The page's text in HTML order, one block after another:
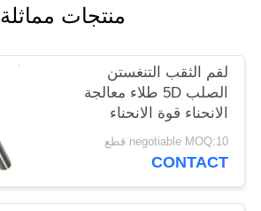
منتجات مماثلة
لقم الثقب التنغستن
الصلب 5D طلاء معالجة
الانحناء قوة الانحناء
4300mpa
negotiable MOQ:10 قطع
CONTACT